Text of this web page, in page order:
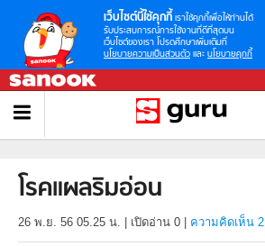
เว็บไซต์นี้ใช้คุกกี้ เราใช้คุกกี้เพื่อให้ท่านได้
รับประสบการณ์การใช้งานที่ดีที่สุดบน
เว็บไซต์ของเรา โปรดศึกษาเพิ่มเติมที่
นโยบายความเป็นส่วนตัว และ นโยบายคุกกี้
โรคแผลริมอ่อน
26 พ.ย. 56 05.25 น. เปิดอ่าน 0 ความคิดเห็น 2